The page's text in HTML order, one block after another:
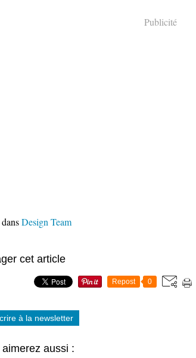
Publicité
Design Team
cet article
Repost 0
à la newsletter
aimerez aussi :